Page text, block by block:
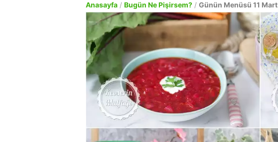
Anasayfa / Bugün Ne Pişirsem? / Günün Menüsü 11 Mart